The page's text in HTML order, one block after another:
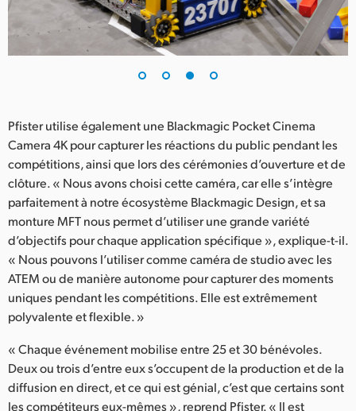
Pfister utilise également une Blackmagic Pocket Cinema
Camera 4K pour capturer les réactions du public pendant les
compétitions, ainsi que lors des cérémonies d’ouverture et de
clôture. « Nous avons choisi cette caméra, car elle s’intègre
parfaitement à notre écosystème Blackmagic Design, et sa
monture MFT nous permet d’utiliser une grande variété
d’objectifs pour chaque application spécifique », explique-t-il.
« Nous pouvons l’utiliser comme caméra de studio avec les
ATEM ou de manière autonome pour capturer des moments
uniques pendant les compétitions. Elle est extrêmement
polyvalente et flexible. »
« Chaque événement mobilise entre 25 et 30 bénévoles.
Deux ou trois d’entre eux s’occupent de la production et de la
diffusion en direct, et ce qui est génial, c’est que certains sont
les compétiteurs eux-mêmes », reprend Pfister. « Il est